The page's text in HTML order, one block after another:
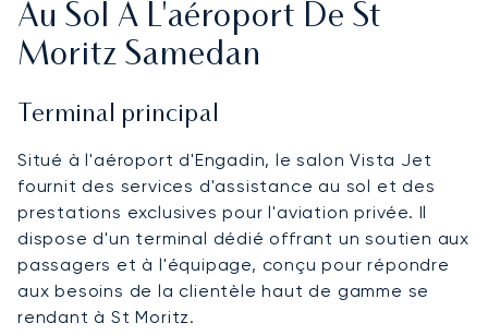
Au Sol À L'aéroport De St
Moritz Samedan
Terminal principal
Situé à l'aéroport d'Engadin, le salon Vista Jet
fournit des services d'assistance au sol et des
prestations exclusives pour l'aviation privée. Il
dispose d'un terminal dédié offrant un soutien aux
passagers et à l'équipage, conçu pour répondre
aux besoins de la clientèle haut de gamme se
rendant à St Moritz.